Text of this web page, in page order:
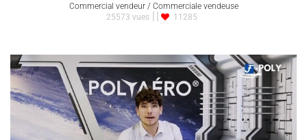
Commercial vendeur / Commerciale vendeuse
25573 vues
11285